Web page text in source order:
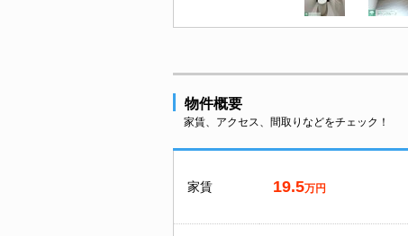
物件概要
家賃、アクセス、間取りなどをチェック！
家賃 19.5万円